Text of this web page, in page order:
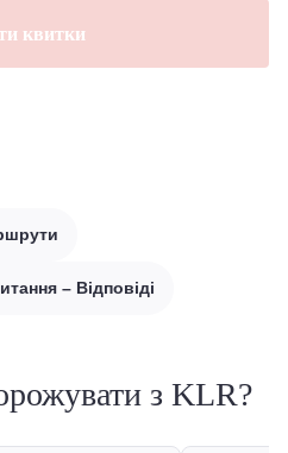
квитки
– Відповіді
з KLR?